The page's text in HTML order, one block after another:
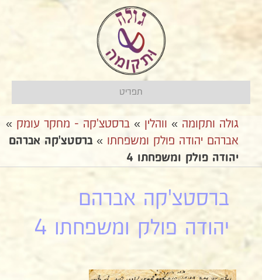
תפריט
גולה ותקומה » ווהלין » ברסטצ'קה - מחקר עומק »
אברהם יהודה פולק ומשפחתו »ברסטצ'קה אברהם
יהודה פולק ומשפחתו 4
ברסטצ'קה אברהם
יהודה פולק ומשפחתו 4